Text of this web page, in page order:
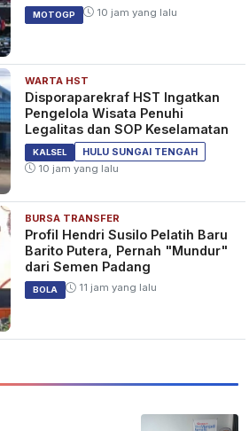
MOTOGP 10 jam yang lalu
WARTA HST
Disporaparekraf HST Ingatkan
Pengelola Wisata Penuhi
Legalitas dan SOP Keselamatan
KALSEL
HULU SUNGAI TENGAH
10 jam yang lalu
BURSA TRANSFER
Profil Hendri Susilo Pelatih Baru
Barito Putera, Pernah "Mundur"
dari Semen Padang
BOLA 11 jam yang lalu